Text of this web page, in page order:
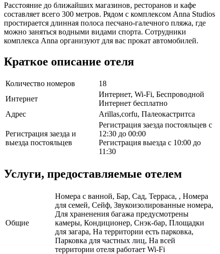
Расстояние до ближайших магазинов, ресторанов и кафе
составляет всего 300 метров. Рядом с комплексом Anna Studios
простирается длинная полоса песчано-галечного пляжа, где
можно заняться водными видами спорта. Сотрудники
комплекса Anna организуют для вас прокат автомобилей.
Краткое описание отеля
Количество номеров
18
Интернет
Интернет, Wi-Fi, Беспроводной
Интернет бесплатно
Адрес
Arillas,corfu, Палеокастритса
Регистрация заезда и
выезда постояльцев
Регистрация заезда постояльцев с
12:30 до 00:00
Регистрация выезда с 10:00 до
11:30
Услуги, предоставляемые отелем
Общие
Номера с ванной, Бар, Сад, Терраса, , Номера
для семей, Сейф, Звукоизолированные номера,
Для храненения багажа предусмотрены
камеры, Кондиционер, Снэк-бар, Площадки
для загара, На территории есть парковка,
Парковка для частных лиц, На всей
территории отеля работает Wi-Fi